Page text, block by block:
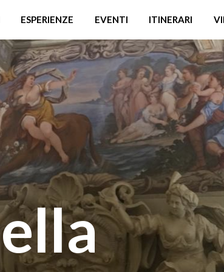
ESPERIENZE EVENTI ITINERARI